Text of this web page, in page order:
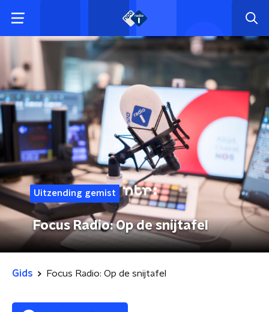
Uitzending gemist
Focus Radio: Op de snijtafel
Gids Focus Radio: Op de snijtafel